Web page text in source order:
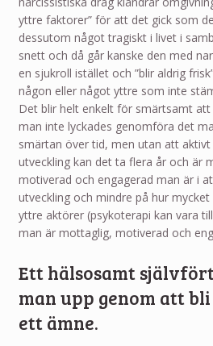
yttre faktorer” för att det gick som
dessutom något tragiskt i livet i
snett och då går kanske den med
en sjukroll istället och ”blir aldrig
någon eller något yttre som inte
Det blir helt enkelt för smärtsamt
man inte lyckades genomföra det
smärtan över tid, men utan att
utveckling kan det ta flera år och är
motiverad och engagerad man är i
utveckling och mindre på hur
yttre aktörer (psykoterapi kan vara
man är mottaglig, motiverad och
Ett hälsosamt
man upp genom att
ett ämne.